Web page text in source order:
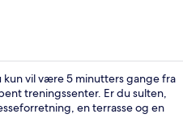
kun vil være 5 minutters gange fra
treningssenter. Er du sulten,
en terrasse og en